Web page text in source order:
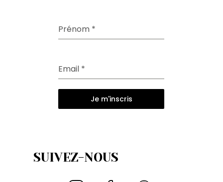
Prénom *
Email *
Je m'inscris
SUIVEZ-NOUS